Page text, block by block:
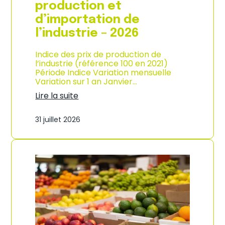
s
o
m
m
a
i
o
n
e
n
G
a
e
o
u
p
e
–
A
n
n
production et
d’importation de
l’industrie – 2026
Indice des prix de production de
l’industrie (référence 100 en 2021)
Période Indice Variation mensuelle
Variation sur 1 an Janvier…
Lire la suite
n
i
e
d
e
s
p
r
i
x
31 juillet 2026